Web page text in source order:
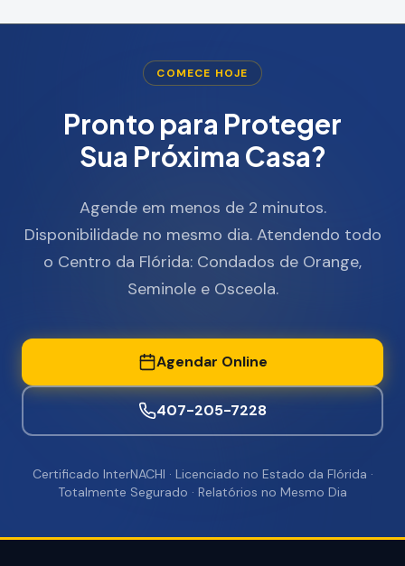
COMECE HOJE
Pronto para Proteger
Sua Próxima Casa?
Agende em menos de 2 minutos.
Disponibilidade no mesmo dia. Atendendo todo
o Centro da Flórida: Condados de Orange,
Seminole e Osceola.
Agendar Online
407-205-7228
Certificado InterNACHI · Licenciado no Estado da Flórida ·
Totalmente Segurado · Relatórios no Mesmo Dia